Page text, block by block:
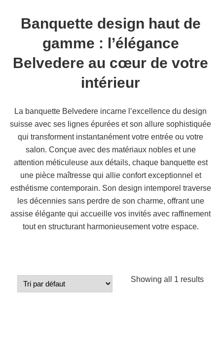
Banquette design haut de
gamme : l’élégance
Belvedere au cœur de votre
intérieur
La banquette Belvedere incarne l’excellence du design
suisse avec ses lignes épurées et son allure sophistiquée
qui transforment instantanément votre entrée ou votre
salon. Conçue avec des matériaux nobles et une
attention méticuleuse aux détails, chaque banquette est
une pièce maîtresse qui allie confort exceptionnel et
esthétisme contemporain. Son design intemporel traverse
les décennies sans perdre de son charme, offrant une
assise élégante qui accueille vos invités avec raffinement
tout en structurant harmonieusement votre espace.
Showing all 1 results